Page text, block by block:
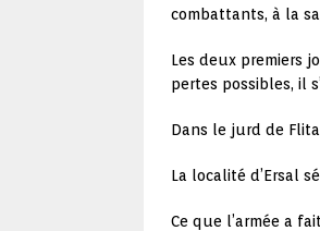
combattants, à la
Les deux premiers
pertes possibles, il
Dans le jurd de
La localité d’Ersal
Ce que l’armée a